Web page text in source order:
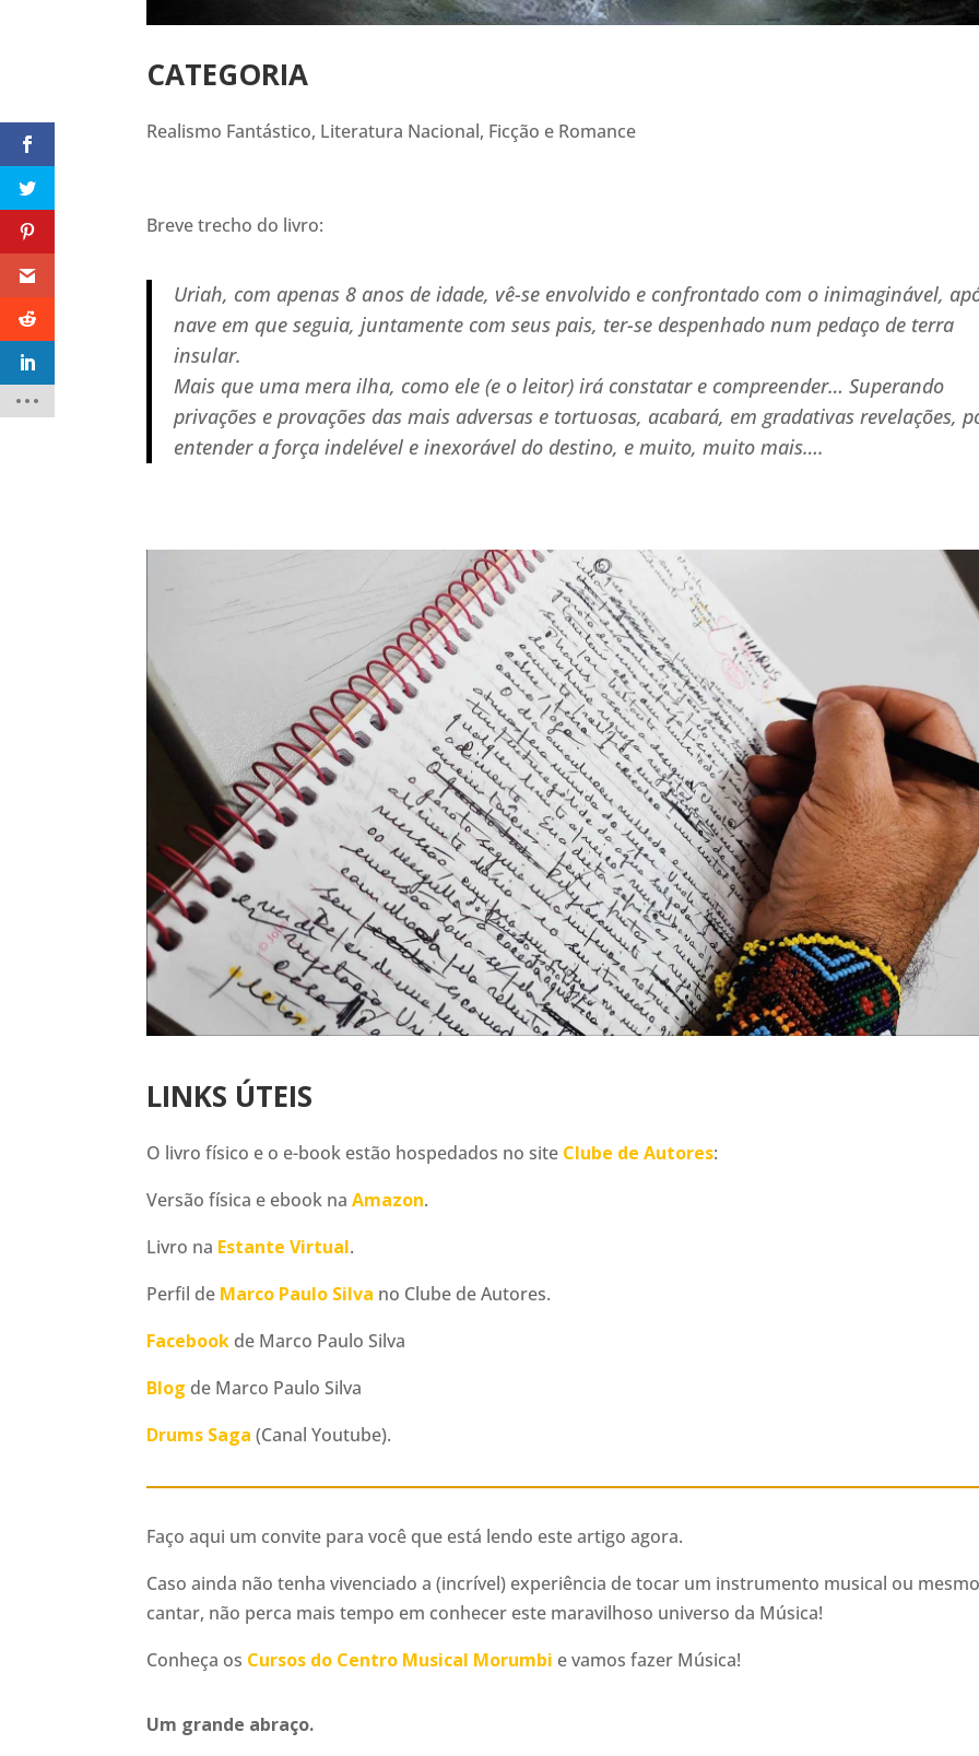
CATEGORIA
Realismo Fantástico, Literatura Nacional, Ficção e Romance
Breve trecho do livro:
Uriah, com apenas 8 anos de idade, vê-se envolvido e confrontado com o inimaginável,
nave em que seguia, juntamente com seus pais, ter-se despenhado num pedaço de terra
insular.
Mais que uma mera ilha, como ele (e o leitor) irá constatar e compreender… Superando
privações e provações das mais adversas e tortuosas, acabará, em gradativas revelações,
entender a força indelével e inexorável do destino, e muito, muito mais….
LINKS ÚTEIS
O livro físico e o e-book estão hospedados no site Clube de Autores:
Versão física e ebook naAmazon.
Livro na Estante Virtual.
Perfil de Marco Paulo Silva no Clube de Autores.
Facebook de Marco Paulo Silva
Blog de Marco Paulo Silva
Drums Saga (Canal Youtube).
Faço aqui um convite para você que está lendo este artigo agora.
Caso ainda não tenha vivenciado a (incrível) experiência de tocar um instrumento musical ou
cantar, não perca mais tempo em conhecer este maravilhoso universo da Música!
Conheça os Cursos do Centro Musical Morumbi e vamos fazer Música!
Um grande abraço.